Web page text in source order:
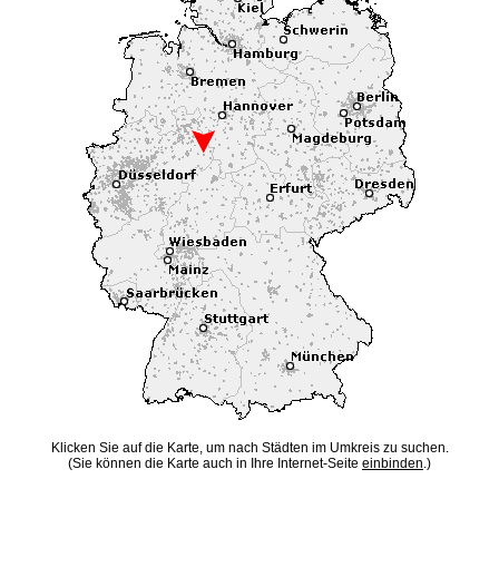
Klicken Sie auf die Karte, um nach Städten im Umkreis zu suchen.
(Sie können die Karte auch in Ihre Internet-Seite einbinden.)